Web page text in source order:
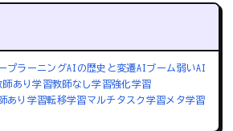
プラーニングAIの歴史と変遷AIブーム 弱いAI
師あり学習教師なし学習強化学習
あり学習転移学習マルチタスク学習メタ学習